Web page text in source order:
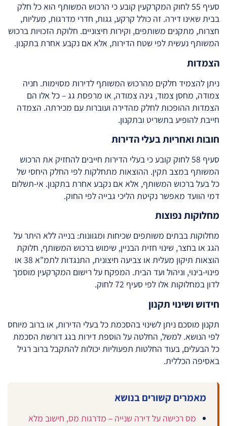
סעיף 55 לחוק המקרקעין קובע כי הרכוש המשותף הוא כל חלק
בבית שאינו דירה. זה כולל קרקע, גגות, חדרי מדרגות, מעליות,
חצרות, מתקנים משותפים, וקירות חיצוניים. חלוקת הזכויות ברכוש
המשותף נעשית לפי שטח הדירות, אלא אם נקבע אחרת בתקנון.
הצמדות
ניתן להצמיד חלקים מהרכוש המשותף לדירות מסוימות. חניה
צמודה, מחסן צמוד, גינה צמודה, או מרפסת גג – כל אלו הם
הצמדות ההופכות לחלק מהדירה ועוברות עם מכירתה. הצמדה
חייבת להופיע בתשריט ובתקנון.
חובות ואחריות בעלי הדירות
סעיף 58 לחוק קובע כי בעלי הדירות חייבים להחזיק את הרכוש
המשותף במצב תקין. ההוצאות מתחלקות לפי החלק היחסי של
כל בעל ברכוש המשותף, אלא אם נקבע אחרת בתקנון. אי-תשלום
דמי הוועד מאפשר נקיטת הליכי גבייה לפי החוק.
מחלוקות נפוצות
מחלוקות בבתים משותפים שכיחות ומגוונות: בנייה ללא היתר על
הגג או בחצר, שינוי חזית הבניין, שימוש ברכוש המשותף, חלוקת
הוצאות תיקון מעלית או צביעה חיצונית, התנגדות לתמ"א 38 או
פינוי-בינוי, וניהול ועד הבית. המפקח על רישום המקרקעין מוסמך
לדון במחלוקות אלו לפי סעיף 72 לחוק.
חידוש ושינוי תקנון
תקנון מוסכם ניתן לשינוי בהסכמת כל בעלי הדירות, או ברוב מיוחס
לפי הנושא. למשל, החלטה על הוספת דירות בגג דורשת הסכמת
כל הבעלים, בעוד החלטות תפעוליות יכולות להתקבל ברוב רגיל
באסיפה הכללית.
מאמרים קשורים בנושא
מס רכישה על דירה שנייה – מדרגות מס, חישוב מלא